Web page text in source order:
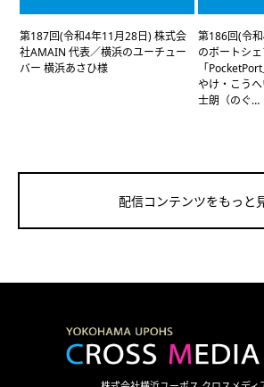
第187回(令和4年11月28日) 株式会
社AMAIN 代表／横浜のユーチュー
バー 横浜あさひ様
第186回(令
のボートシ
「
やけ・こう
士朗（のぐ…
配信コンテンツをもっと